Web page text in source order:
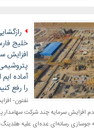
خلیج
افزایش
آماده
را رفع
نفتون-
افزایش سرمایه چند شرکت سهامدار
جوسازی رسانه‌ای عده‌ای علیه